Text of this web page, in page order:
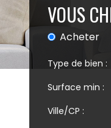
VOUS
Acheter
Type de bien :
Surface min :
Ville/CP :